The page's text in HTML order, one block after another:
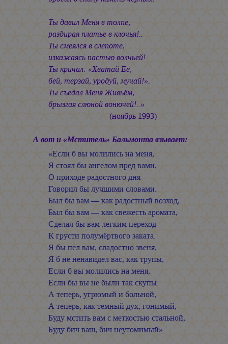
...
Ты давил Меня в толпе,
раздирая платье в клочья!..
Ты смеялся в слепоте,
изкажаясь пастью волчьей!
Ты кричал: «Хватай Её,
бей, терзай, уродуй, мучай!».
Ты съедал Меня Живьём,
брызгая слюной вонючей!..»
(ноябрь 1993)
А вот и «Мститель» Бальмонта взывает:
«Если б вы молились на меня,
Я стоял бы ангелом пред вами,
О приходе радостного дня
Говорил бы лучшими словами.
Был бы вам — как радостный возход,
Был бы вам — как свежесть аромата,
Сделал бы вам лёгким переход
К грусти полумёртвого заката.
Я бы пел вам, сладостно звеня,
Я б не ненавидел вас, как трупы,
Если б вы молились на меня,
Если бы вы не были так скупы.
А теперь, угрюмый и больной,
А теперь, как тёмный дух, гонимый,
Буду мстить вам с меткостью стальной,
Буду бич ваш, бич неутомимый».